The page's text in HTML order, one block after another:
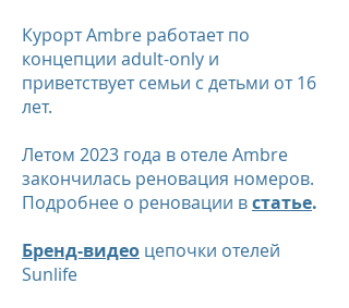
Курорт Ambre работает по
концепции adult-only и
приветствует семьи с детьми от 16
лет.
Летом 2023 года в отеле Ambre
закончилась реновация номеров.
Подробнее о реновации встатье.
Бренд-видео цепочки отелей
Sunlife